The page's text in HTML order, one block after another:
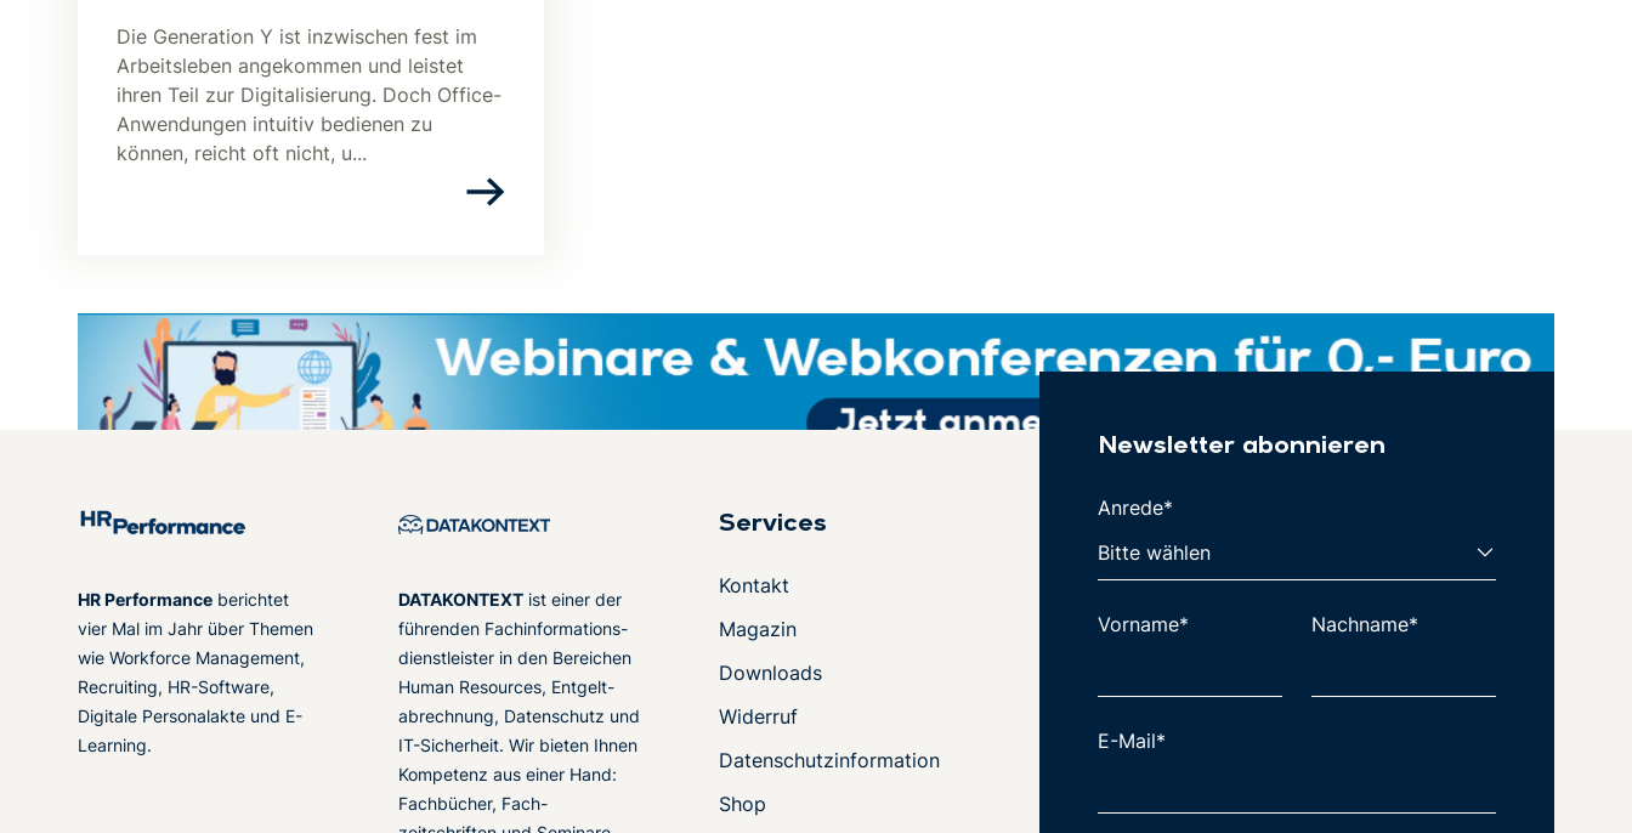
Die Generation Y ist inzwischen fest im
Arbeitsleben angekommen und leistet
ihren Teil zur Digitalisierung. Doch Office-
Anwendungen intuitiv bedienen zu
können, reicht oft nicht, u...
HR Performance berichtet
vier Mal im Jahr über Themen
wie Workforce Management,
Recruiting, HR-Software,
Digitale Personalakte und E-
Learning.
DATAKONTEXT ist einer der
führenden Fachinformations-
dienstleister in den Bereichen
Human Resources, Entgelt-
abrechnung, Datenschutz und
IT-Sicherheit. Wir bieten Ihnen
Kompetenz aus einer Hand:
Fachbücher, Fach-
Services
Kontakt
Magazin
Downloads
Widerruf
Datenschutzinformation
Shop
Newsletter abonnieren
Anrede*
Vorname* Nachname*
E-Mail*